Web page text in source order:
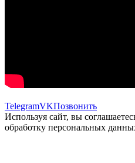
TelegramVKПозвонить
Используя сайт, вы
обработку персональных